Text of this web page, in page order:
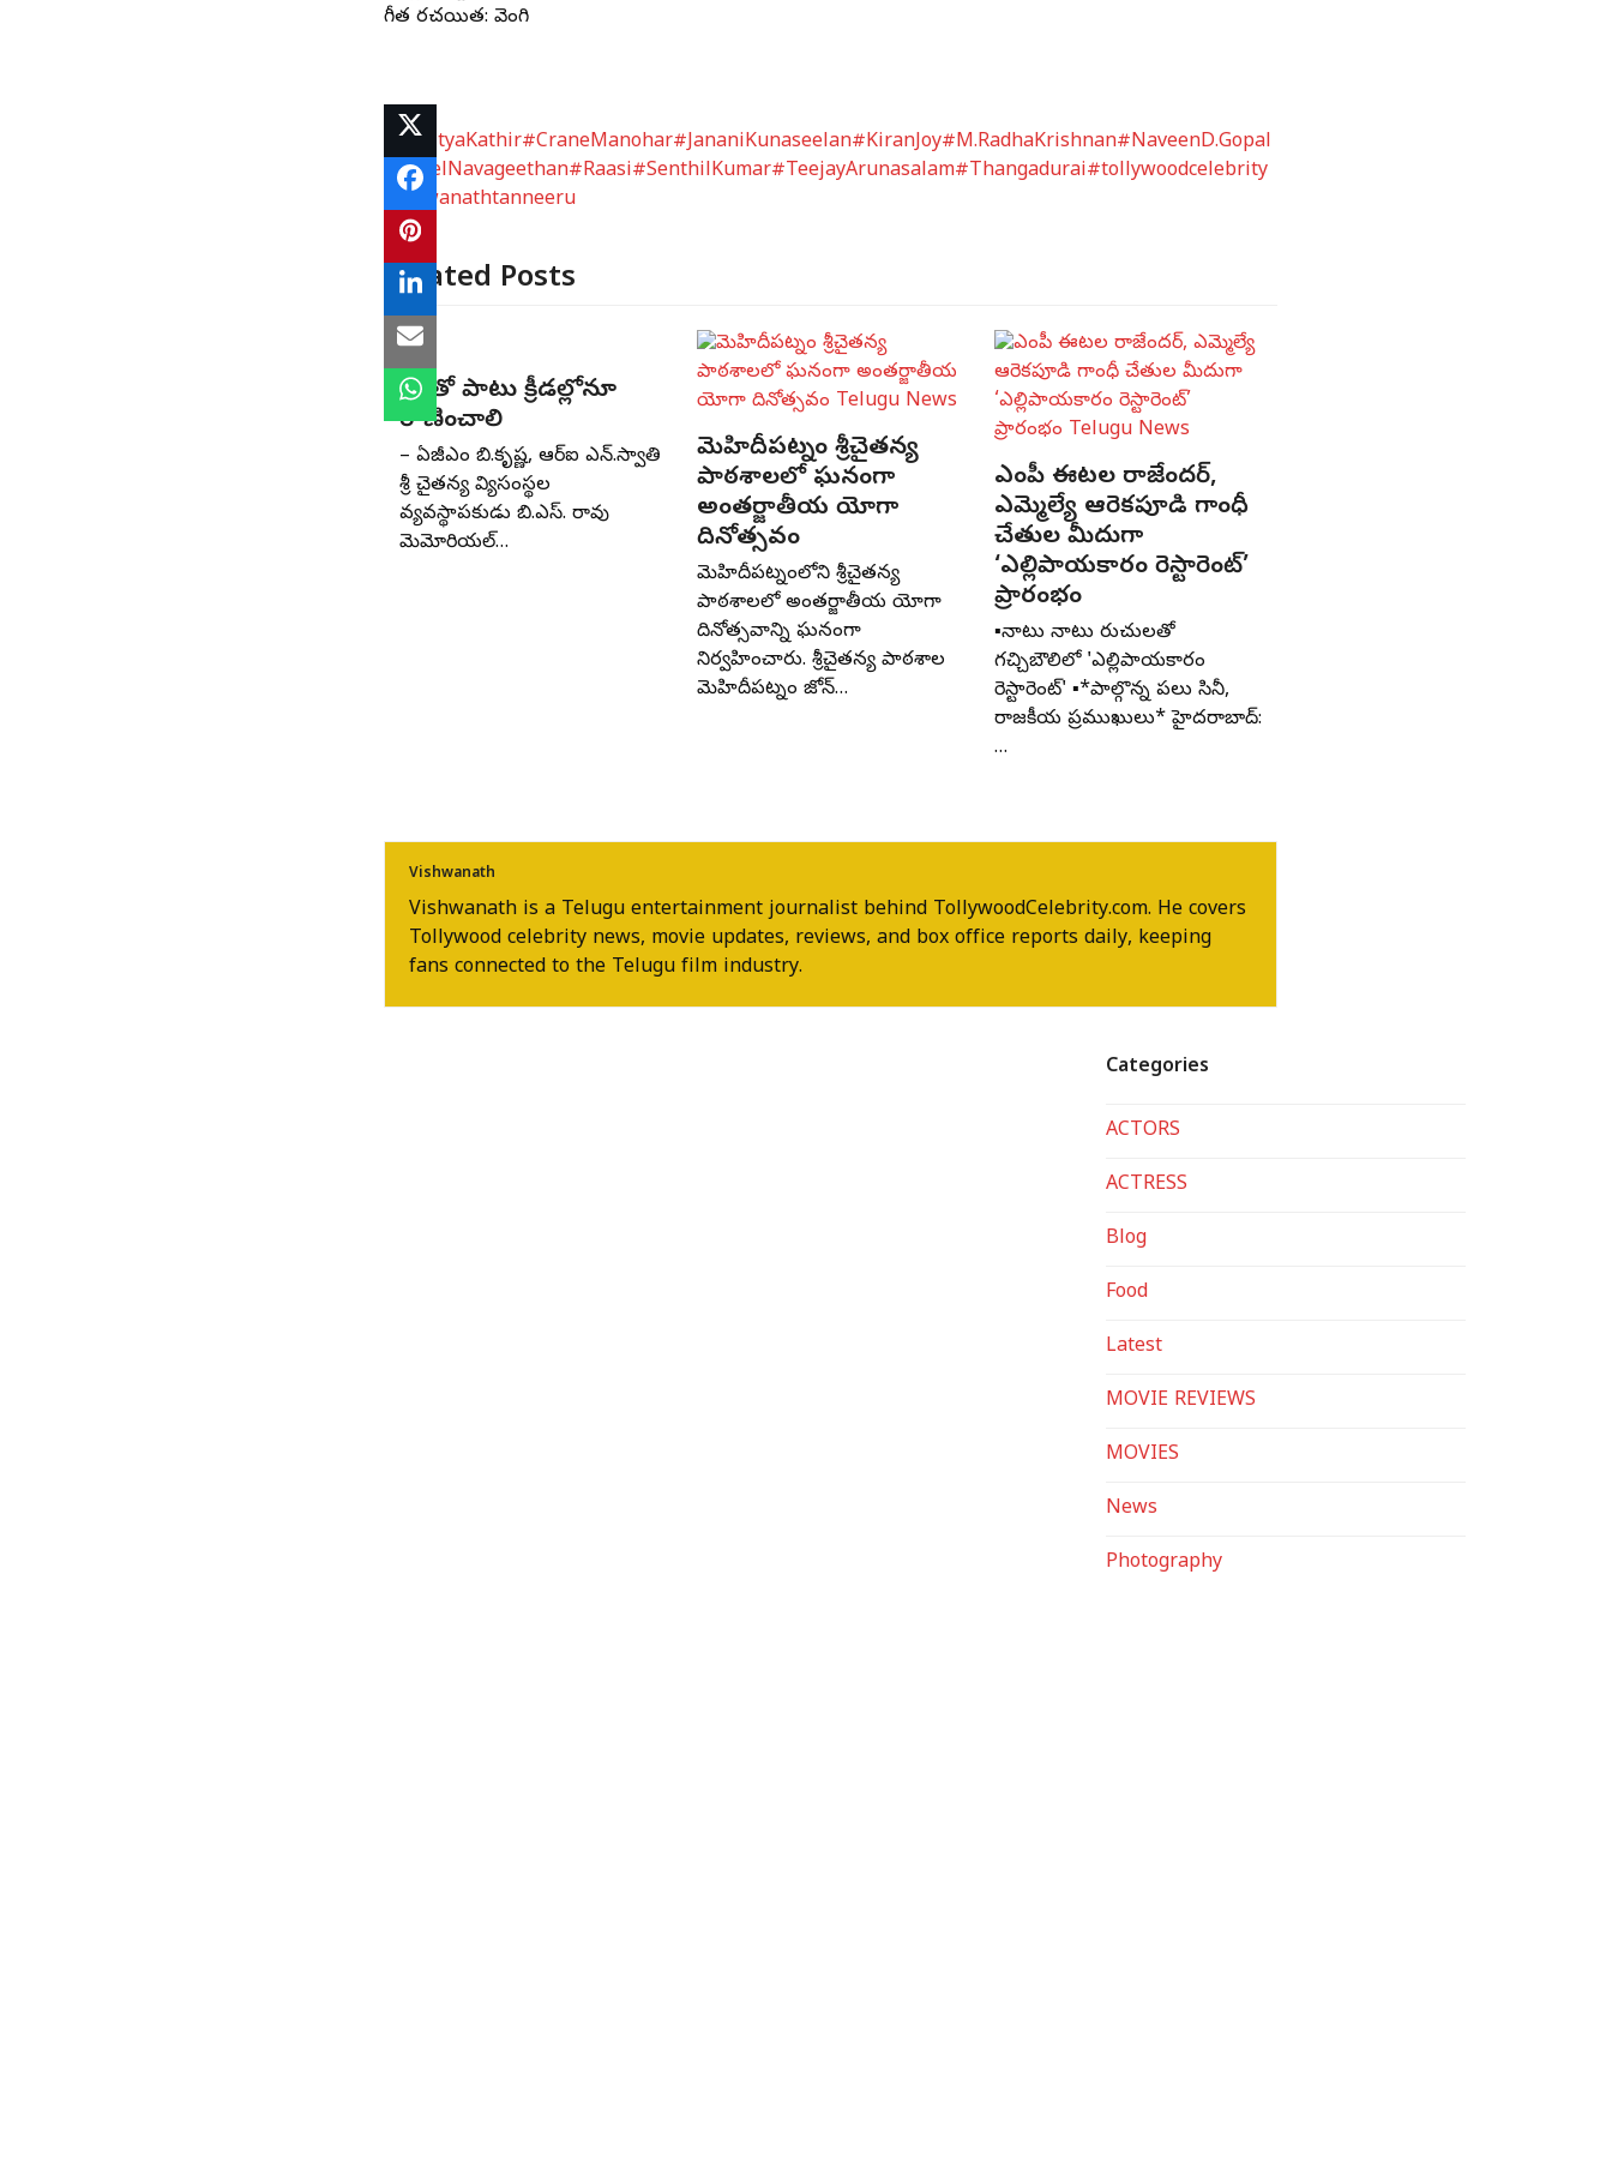
గీత రచయిత: వెంగి
#AadityaKathir#CraneManohar#JananiKunaseelan#KiranJoy#M.RadhaKrishnan#NaveenD.Gopal
#PavelNavageethan#Raasi#SenthilKumar#TeejayArunasalam#Thangadurai#tollywoodcelebrity
#viswanathtanneeru
Related Posts
విద్యతో పాటు క్రీడల్లోనూ
రాణించాలి
– ఏజీఎం బి.కృష్ణ, ఆర్‌ఐ ఎన్‌.స్వాతి
శ్రీ చైతన్య విద్యాసంస్థల
వ్యవస్థాపకుడు బి.ఎస్‌. రావు
మెమోరియల్‌…
మెహిదీపట్నం శ్రీచైతన్య
పాఠశాలలో ఘనంగా
అంతర్జాతీయ యోగా
దినోత్సవం
మెహిదీపట్నంలోని శ్రీచైతన్య
పాఠశాలలో అంతర్జాతీయ యోగా
దినోత్సవాన్ని ఘనంగా
నిర్వహించారు. శ్రీచైతన్య పాఠశాల
మెహిదీపట్నం జోన్‌…
ఎంపీ ఈటల రాజేందర్,
ఎమ్మెల్యే ఆరెకపూడి గాంధీ
చేతుల మీదుగా
‘ఎల్లిపాయకారం రెస్టారెంట్’
ప్రారంభం
▪️నాటు నాటు రుచులతో
గచ్చిబౌలిలో 'ఎల్లిపాయకారం
రెస్టారెంట్' ▪️*పాల్గొన్న పలు సినీ,
రాజకీయ ప్రముఖులు* హైదరాబాద్:
…
Vishwanath
Vishwanath is a Telugu entertainment journalist behind TollywoodCelebrity.com. He covers
Tollywood celebrity news, movie updates, reviews, and box office reports daily, keeping
fans connected to the Telugu film industry.
Categories
ACTORS
ACTRESS
Blog
Food
Latest
MOVIE REVIEWS
MOVIES
News
Photography